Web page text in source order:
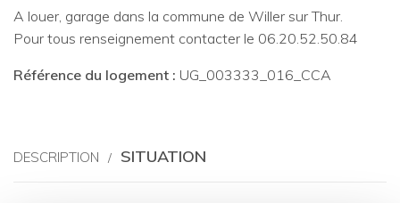
A louer, garage dans la commune de Willer sur Thur.
Pour tous renseignement contacter le 06.20.52.50.84
Référence du logement : UG_003333_016_CCA
DESCRIPTION SITUATION